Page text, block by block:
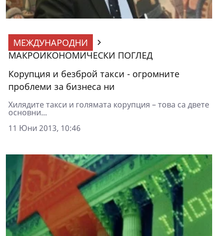
МЕЖДУНАРОДНИ
МАКРОИКОНОМИЧЕСКИ ПОГЛЕД
Корупция и безброй такси - огромните
проблеми за бизнеса ни
Хилядите такси и голямата корупция – това са двете
основни...
11 Юни 2013, 10:46